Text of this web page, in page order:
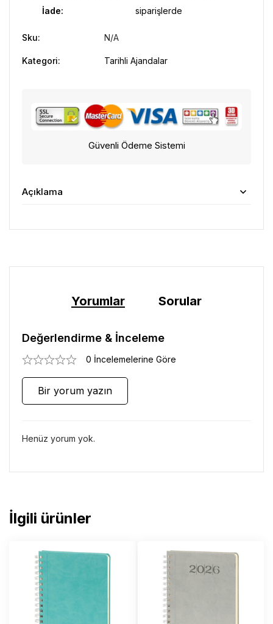
İade:
siparişlerde
Sku: N/A
Kategori: Tarihli Ajandalar
Güvenli Ödeme Sistemi
Açıklama
Yorumlar Sorular
Değerlendirme & İnceleme
0 İncelemelerine Göre
Bir yorum yazın
Henüz yorum yok.
İlgili ürünler